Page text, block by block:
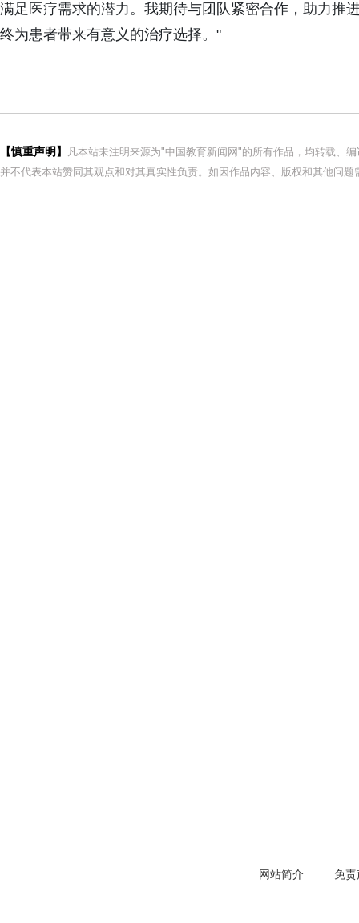
满足医疗需求的潜力。我期待与团队紧密合作，助力推
终为患者带来有意义的治疗选择。"
【慎重声明】
凡本站未注明来源为"中国教育新闻网"的所有作品，均转载、
并不代表本站赞同其观点和对其真实性负责。如因作品内容、版权和其他问
网站简介 免责